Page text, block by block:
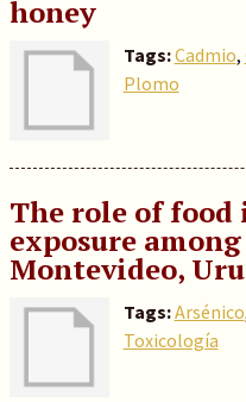
honey
Tags:Cadmio,
Plomo
The role of
exposure
Montevideo,
Tags:Arsénico
Toxicología